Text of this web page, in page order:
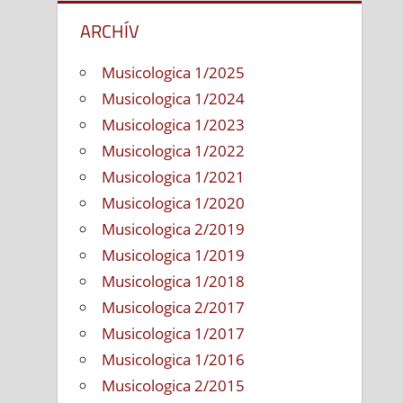
ARCHÍV
Musicologica 1/2025
Musicologica 1/2024
Musicologica 1/2023
Musicologica 1/2022
Musicologica 1/2021
Musicologica 1/2020
Musicologica 2/2019
Musicologica 1/2019
Musicologica 1/2018
Musicologica 2/2017
Musicologica 1/2017
Musicologica 1/2016
Musicologica 2/2015